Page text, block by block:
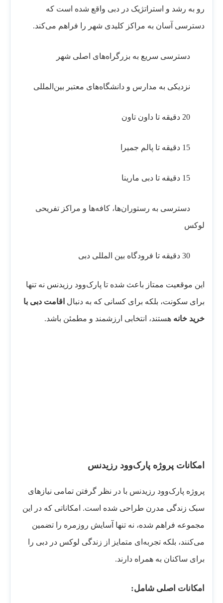
رو به رشد و استراتژیک در دبی واقع شده است که
دسترسی آسان به مراکز کلیدی شهر را فراهم می‌کند.
دسترسی سریع به بزرگراه‌های اصلی شهر
نزدیکی به مدارس و دانشگاه‌های معتبر بین‌المللی
دسترسی به رستوران‌ها، کافه‌ها و مراکز تفریحی
لوکس
این موقعیت ممتاز باعث شده تا پارک‌وود رزیدنس نه تنها
برای سکونت، بلکه برای کسانی که به دنبال اقامت دبی با
خرید خانههستند، انتخابی ارزشمند و مطمئن باشد.
امکانات پروژه پارک‌وود رزیدنس
پروژه پارک‌وود رزیدنس با در نظر گرفتن تمامی نیازهای
سبک زندگی مدرن طراحی شده است. امکاناتی که در این
مجموعه فراهم شده، نه تنها آسایش روزمره را تضمین
می‌کنند، بلکه تجربه‌ای متمایز از زندگی لوکس در دبی را
برای ساکنان به همراه دارند.
امکانات اصلی شامل: